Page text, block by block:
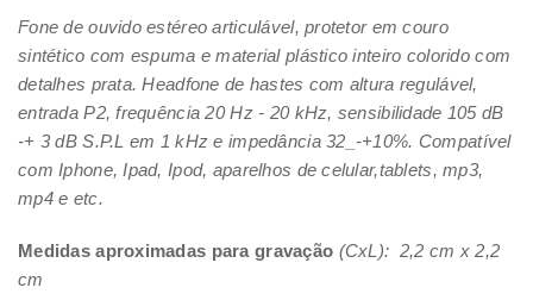
Fone de ouvido estéreo articulável, protetor em couro
sintético com espuma e material plástico inteiro colorido com
detalhes prata. Headfone de hastes com altura regulável,
entrada P2, frequência 20 Hz - 20 kHz, sensibilidade 105 dB
-+ 3 dB S.P.L em 1 kHz e impedância 32_-+10%. Compatível
com Iphone, Ipad, Ipod, aparelhos de celular,tablets, mp3,
mp4 e etc.
Medidas aproximadas para gravação (CxL): 2,2 cm x 2,2
cm